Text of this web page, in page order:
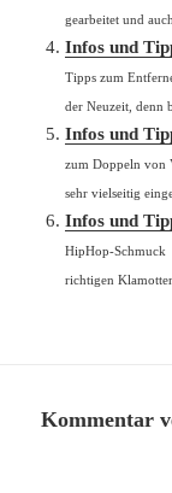
gearbeitet und
Infos und
Tipps zum
der Neuzeit, denn
Infos und
zum Doppeln von
sehr vielseitig
Infos und
HipHop-Schmuck
richtigen
Kommentar